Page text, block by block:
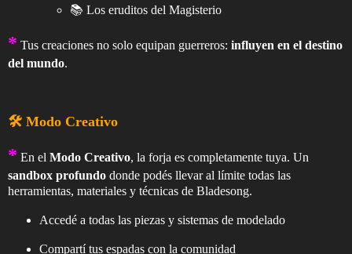
📚 Los eruditos del Magisterio
* Tus creaciones no solo equipan guerreros: influyen en el destino
del mundo.
🛠️ Modo Creativo
* En el Modo Creativo, la forja es completamente tuya. Un
sandbox profundo donde podés llevar al límite todas las
herramientas, materiales y técnicas de Bladesong.
Accedé a todas las piezas y sistemas de modelado
Compartí tus espadas con la comunidad